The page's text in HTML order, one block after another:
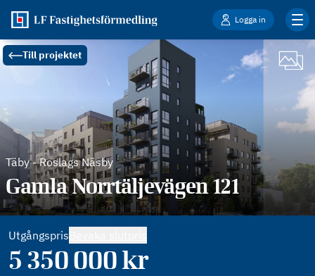
Logga in
Till projektet
Täby-Roslags Näsby
Gamla Norrtäljevägen 121
Utgångspris
5 350 000kr